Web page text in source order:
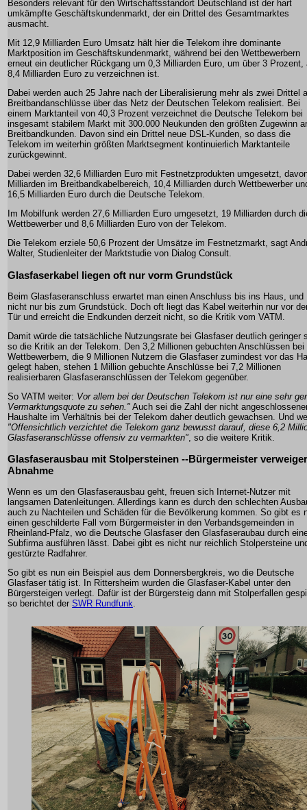
Besonders relevant für den Wirtschaftsstandort Deutschland ist der hart
umkämpfte Geschäftskundenmarkt, der ein Drittel des Gesamtmarktes
ausmacht.
Mit 12,9 Milliarden Euro Umsatz hält hier die Telekom ihre dominante
Marktposition im Geschäftskundenmarkt, während bei den Wettbewerbern
erneut ein deutlicher Rückgang um 0,3 Milliarden Euro, um über 3 Prozent,
8,4 Milliarden Euro zu verzeichnen ist.
Dabei werden auch 25 Jahre nach der Liberalisierung mehr als zwei Drittel
Breitbandanschlüsse über das Netz der Deutschen Telekom realisiert. Bei
einem Marktanteil von 40,3 Prozent verzeichnet die Deutsche Telekom bei
insgesamt stabilem Markt mit 300.000 Neukunden den größten Zugewinn
Breitbandkunden. Davon sind ein Drittel neue DSL-Kunden, so dass die
Telekom im weiterhin größten Marktsegment kontinuierlich Marktanteile
zurückgewinnt.
Dabei werden 32,6 Milliarden Euro mit Festnetzprodukten umgesetzt,
Milliarden im Breitbandkabelbereich, 10,4 Milliarden durch Wettbewerber
16,5 Milliarden Euro durch die Deutsche Telekom.
Im Mobilfunk werden 27,6 Milliarden Euro umgesetzt, 19 Milliarden durch
Wettbewerber und 8,6 Milliarden Euro von der Telekom.
Die Telekom erziele 50,6 Prozent der Umsätze im Festnetzmarkt, sagt
Walter, Studienleiter der Marktstudie von Dialog Consult.
Glasfaserkabel liegen oft nur vorm Grundstück
Beim Glasfaseranschluss erwartet man einen Anschluss bis ins Haus, und
nicht nur bis zum Grundstück. Doch oft liegt das Kabel weiterhin nur vor
Tür und erreicht die Endkunden derzeit nicht, so die Kritik vom VATM.
Damit würde die tatsächliche Nutzungsrate bei Glasfaser deutlich geringer
so die Kritik an der Telekom. Den 3,2 Millionen gebuchten Anschlüssen bei
Wettbewerbern, die 9 Millionen Nutzern die Glasfaser zumindest vor das
gelegt haben, stehen 1 Million gebuchte Anschlüsse bei 7,2 Millionen
realisierbaren Glasfaseranschlüssen der Telekom gegenüber.
So VATM weiter: Vor allem bei der Deutschen Telekom ist nur eine sehr
Vermarktungsquote zu sehen." Auch sei die Zahl der nicht
Haushalte im Verhältnis bei der Telekom daher deutlich gewachsen. Und
"Offensichtlich verzichtet die Telekom ganz bewusst darauf, diese 6,2
Glasfaseranschlüsse offensiv zu vermarkten" , so die weitere Kritik.
Glasfaserausbau mit Stolpersteinen --Bürgermeister
Abnahme
Wenn es um den Glasfaserausbau geht, freuen sich Internet-Nutzer mit
langsamen Datenleitungen. Allerdings kann es durch den schlechten
auch zu Nachteilen und Schäden für die Bevölkerung kommen. So gibt es
einen geschilderte Fall vom Bürgermeister in den Verbandsgemeinden in
Rheinland-Pfalz, wo die Deutsche Glasfaser den Glasfaseraubau durch
Subfirma ausführen lässt. Dabei gibt es nicht nur reichlich Stolpersteine
gestürzte Radfahrer.
So gibt es nun ein Beispiel aus dem Donnersbergkreis, wo die Deutsche
Glasfaser tätig ist. In Rittersheim wurden die Glasfaser-Kabel unter den
Bürgersteigen verlegt. Dafür ist der Bürgersteig dann mit Stolperfallen
so berichtet der SWR Rundfunk.